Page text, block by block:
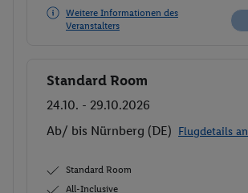
Weitere Informationen des
Veranstalters
Buchen
Standard Room
24.10. - 29.10.2026
Ab/ bis Nürnberg (DE) Flugdetails
Standard Room
All-Inclusive